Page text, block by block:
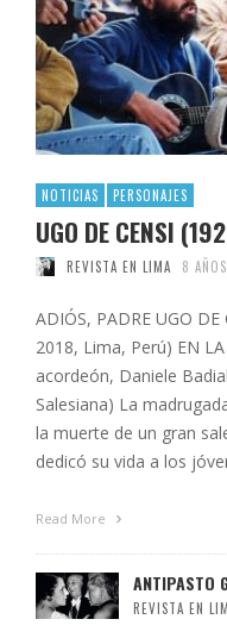
NOTICIAS PERSONAJES
UGO DE CENSI
REVISTA EN LIMA 8
ADIÓS, PADRE UGO
2018, Lima, Perú) EN
acordeón, Daniele
Salesiana) La
la muerte de un gran
dedicó su vida a los
Read More
ANTIPASTO
REVISTA EN